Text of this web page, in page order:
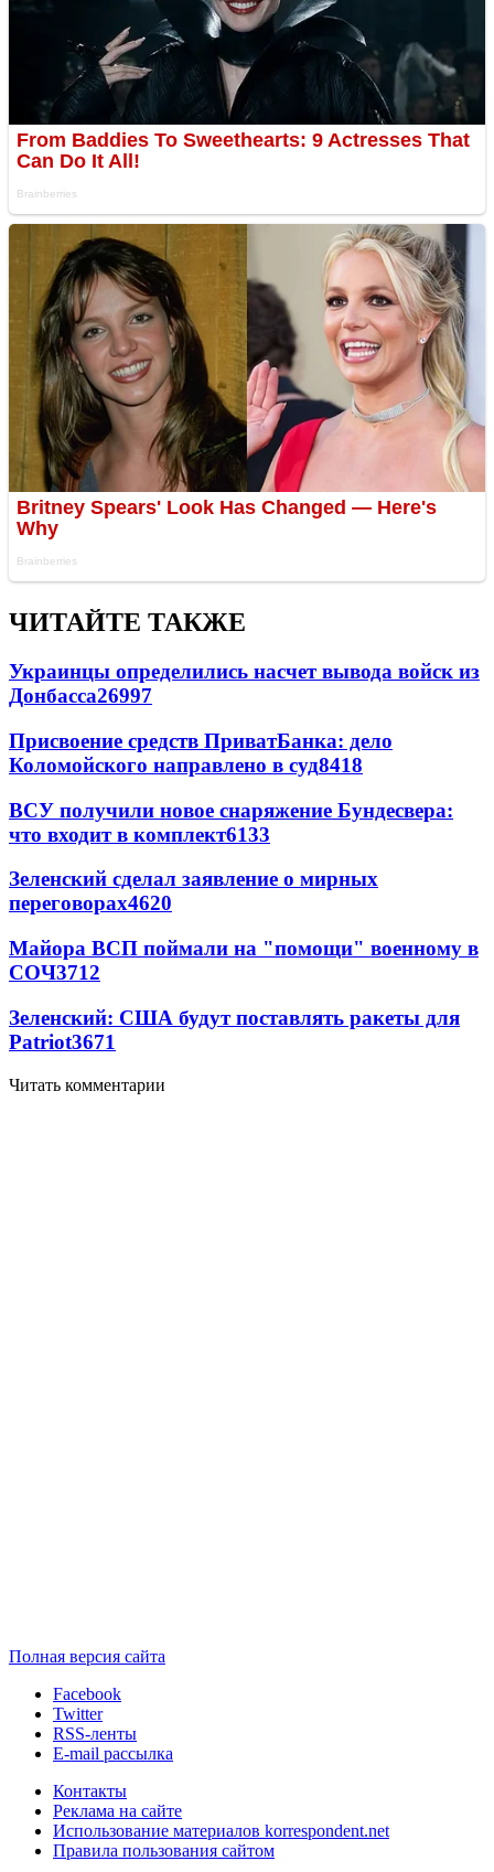
ЧИТАЙТЕ ТАКЖЕ
Украинцы определились насчет вывода войск из
Донбасса26997
Присвоение средств ПриватБанка: дело
Коломойского направлено в суд8418
ВСУ получили новое снаряжение Бундесвера:
что входит в комплект6133
Зеленский сделал заявление о мирных
переговорах4620
Майора ВСП поймали на "помощи" военному в
СОЧ3712
Зеленский: США будут поставлять ракеты для
Patriot3671
Читать комментарии
Полная версия сайта
Facebook
Twitter
RSS-ленты
E-mail рассылка
Контакты
Реклама на сайте
Использование материалов korrespondent.net
Правила пользования сайтом